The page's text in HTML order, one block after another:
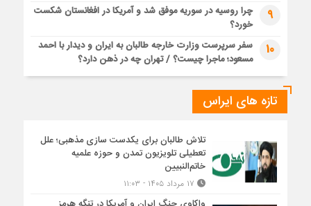
9
چرا روسیه در سوریه موفق شد و آمریکا در افغانستان شکست
خورد؟
10
سفر سرپرست وزارت خارجه طالبان به ایران و دیدار با احمد
مسعود؛ ماجرا چیست؟ / تهران چه در ذهن دارد؟
تازه های ایراس
تلاش طالبان برای یکدست سازی مذهبی؛ علل
تعطیلی تلویزیون تمدن و حوزه علمیه
خاتم‌النبیین